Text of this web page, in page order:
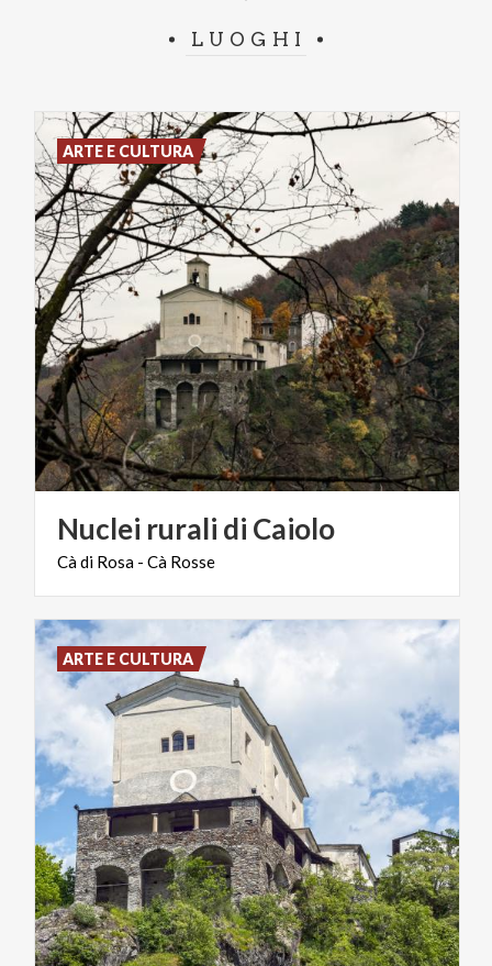
LUOGHI
Nuclei rurali di Caiolo
Càdi Rosa - Cà Rosse
ARTE E CULTURA
ARTE E CULTURA